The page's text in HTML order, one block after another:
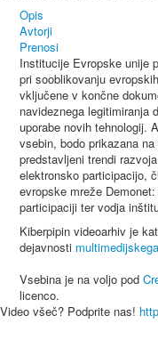
Opis
Avtorji
Prenosi
Institucije Evropske unije
pri sooblikovanju
vključene v končne
navideznega legitimiranja
uporabe novih tehnologij.
vsebin, bodo prikazana
predstavljeni trendi
elektronsko participacijo,
evropske mreže
participaciji ter vodja
Kiberpipin videoarhiv je
dejavnosti
Vsebina je na voljo pod
licenco.
Video všeč? Podprite nas!